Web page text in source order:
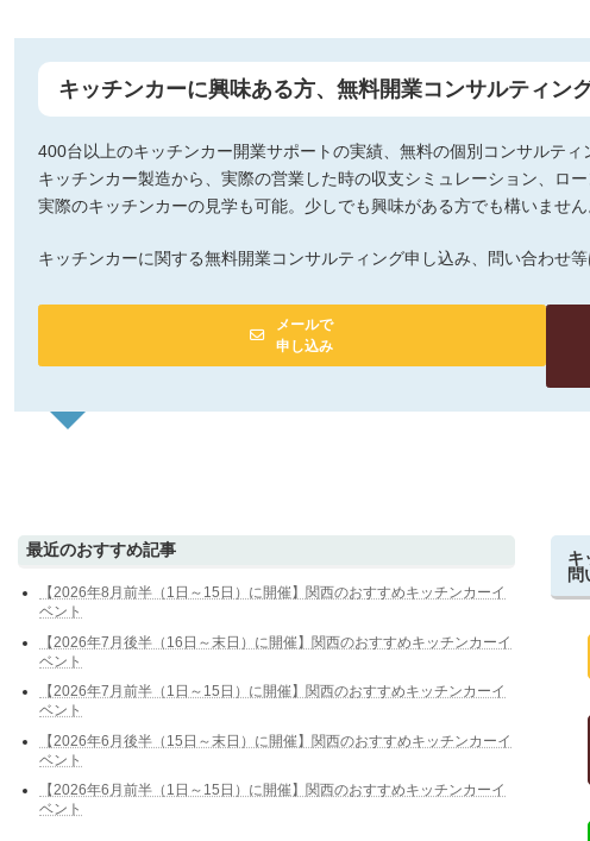
キッチンカーに興味ある方、無料開業コンサルティン
400台以上のキッチンカー開業サポートの実績、無料の個別コンサルティ
キッチンカー製造から、実際の営業した時の収支シミュレーション、ロ
実際のキッチンカーの見学も可能。少しでも興味がある方でも構いません
キッチンカーに関する無料開業コンサルティング申し込み、問い合わせ
メールで
申し込み
最近のおすすめ記事
【2026年8月前半（1日～15日）に開催】関西のおすすめキッチンカーイ
ベント
【2026年7月後半（16日～末日）に開催】関西のおすすめキッチンカーイ
ベント
【2026年7月前半（1日～15日）に開催】関西のおすすめキッチンカーイ
ベント
【2026年6月後半（15日～末日）に開催】関西のおすすめキッチンカーイ
ベント
【2026年6月前半（1日～15日）に開催】関西のおすすめキッチンカーイ
ベント
キ
問